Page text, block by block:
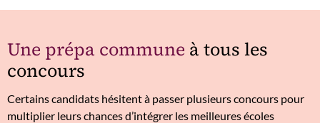
Une prépa commune à tous les
concours
Certains candidats hésitent à passer plusieurs concours pour
multiplier leurs chances d’intégrer les meilleures écoles